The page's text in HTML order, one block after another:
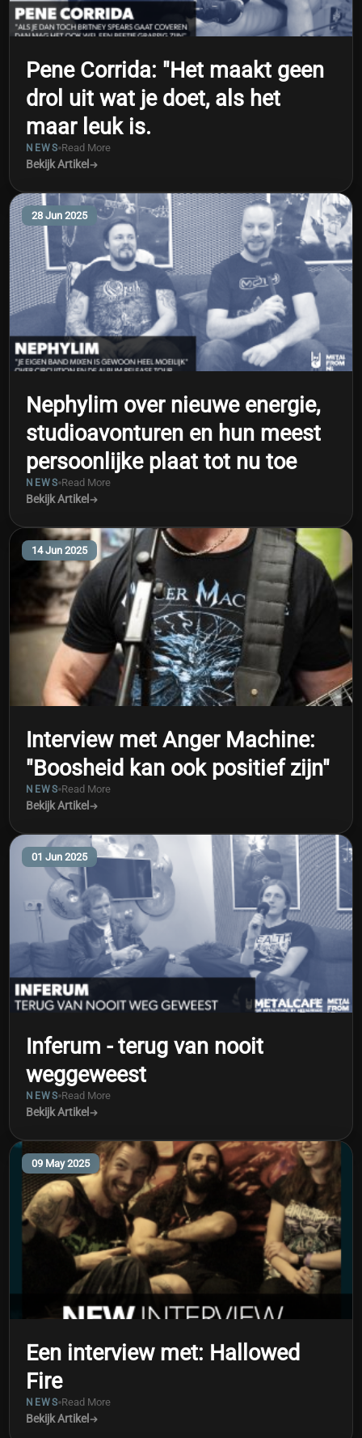
Pene Corrida: "Het maakt geen
drol uit wat je doet, als het
maar leuk is.
NEWS Read More
Bekijk Artikel
28 Jun 2025
Nephylim over nieuwe energie,
studioavonturen en hun meest
persoonlijke plaat tot nu toe
NEWS Read More
Bekijk Artikel
14 Jun 2025
Interview met Anger Machine:
"Boosheid kan ook positief zijn"
NEWS Read More
Bekijk Artikel
01 Jun 2025
Inferum - terug van nooit
weggeweest
NEWS Read More
Bekijk Artikel
09 May 2025
Een interview met: Hallowed
Fire
NEWS Read More
Bekijk Artikel